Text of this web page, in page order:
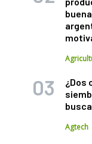
¿Dos
Agtech